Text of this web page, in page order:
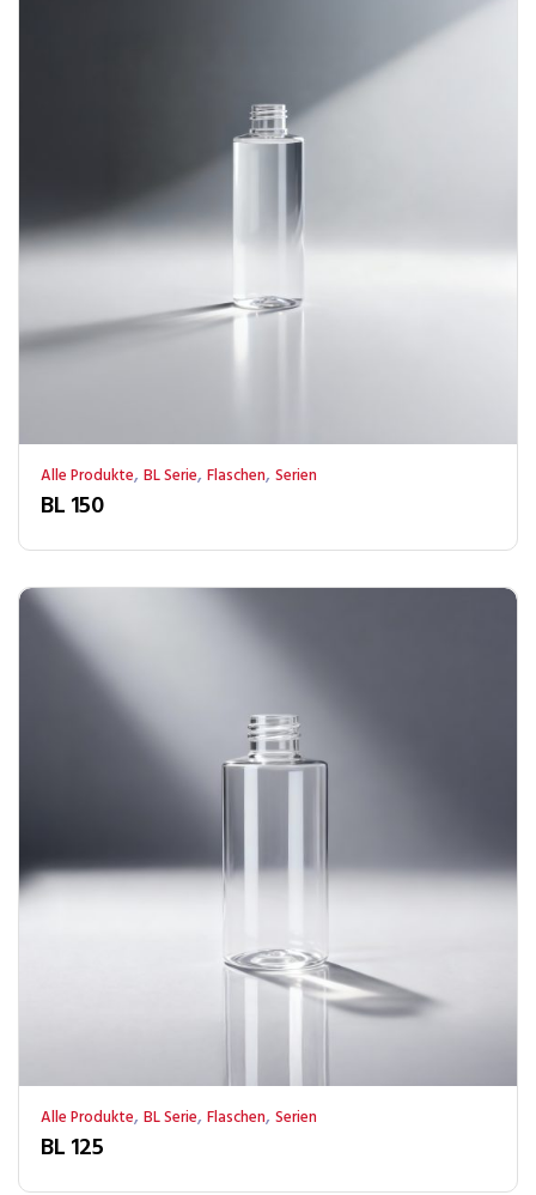
Alle Produkte, BL Serie, Flaschen, Serien
BL 150
Alle Produkte, BL Serie, Flaschen, Serien
BL 125